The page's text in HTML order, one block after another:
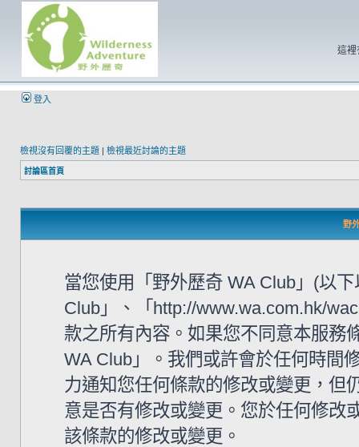
這裡
登入
檢視沒有回覆的主題 | 檢視最近討論的主題
討論區首頁
野
當您使用「野外歷奇 WA Club」(以
Club」、「http://www.wa.com.hk/
款之所有內容。如果您不同意本服務
WA Club」。我們或許會於任何時間
力通知您任何條款的修改或變更，但
意是否有修改或變更。您於任何修改
該條款的修改或變更。